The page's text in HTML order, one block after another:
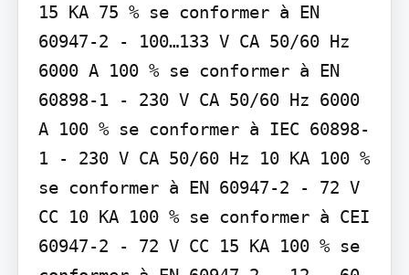
15 KA 75 % se conformer à EN
60947-2 - 100…133 V CA 50/60 Hz
6000 A 100 % se conformer à EN
60898-1 - 230 V CA 50/60 Hz 6000
A 100 % se conformer à IEC 60898-
1 - 230 V CA 50/60 Hz 10 KA 100 %
se conformer à EN 60947-2 - 72 V
CC 10 KA 100 % se conformer à CEI
60947-2 - 72 V CC 15 KA 100 % se